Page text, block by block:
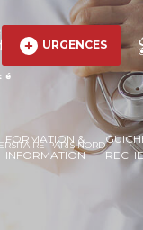
URGENCES
FORMATION &
INFORMATION
PARIS NORD